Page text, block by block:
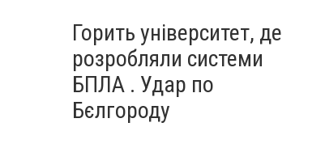
Горить університет, де
розробляли системи
БПЛА . Удар по
Бєлгороду